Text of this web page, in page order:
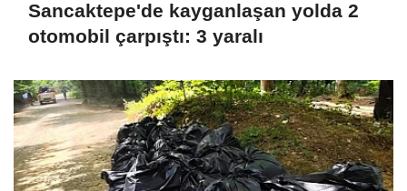
Sancaktepe'de kayganlaşan yolda 2
otomobil çarpıştı: 3 yaralı